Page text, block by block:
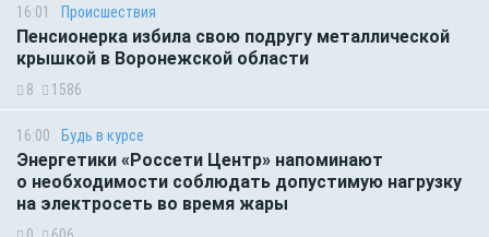
16:01 Происшествия
Пенсионерка избила свою подругу металлической
крышкой в Воронежской области
8 1586
16:00 Будь в курсе
Энергетики «Россети Центр» напоминают
о необходимости соблюдать допустимую нагрузку
на электросеть во время жары